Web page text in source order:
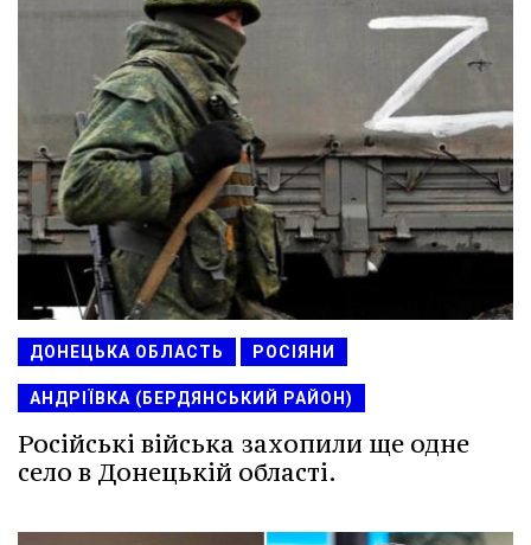
ДОНЕЦЬКА ОБЛАСТЬ РОСІЯНИ
АНДРІЇВКА (БЕРДЯНСЬКИЙ РАЙОН)
Російські війська захопили ще одне
село в Донецькій області.